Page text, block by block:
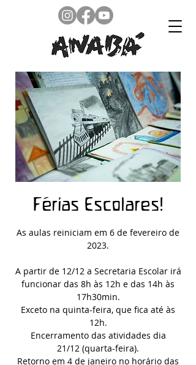
Férias Escolares!
As aulas reiniciam em 6 de fevereiro de
2023.
A partir de 12/12 a Secretaria Escolar irá
funcionar das 8h às 12h e das 14h às
17h30min.
Exceto na quinta-feira, que fica até às
12h.
Encerramento das atividades dia
21/12 (quarta-feira).
Retorno em 4 de janeiro no horário das